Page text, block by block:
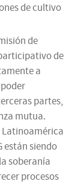
de cultivo
de
de
a
partes,
mutua.
Latinoamérica
están siendo
soberanía
procesos